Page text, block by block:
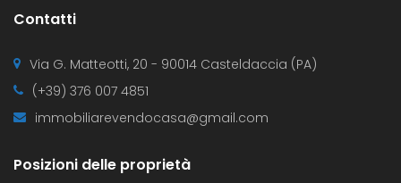
Contatti
Via G. Matteotti, 20 - 90014 Casteldaccia (PA)
(+39) 376 007 4851
immobiliarevendocasa@gmail.com
Posizioni delle proprietà